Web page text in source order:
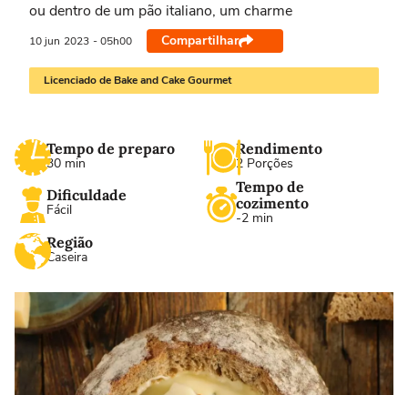
ou dentro de um pão italiano, um charme
10 jun 2023 - 05h00 Compartilhar
Licenciado de Bake and Cake Gourmet
Tempo de preparo
30 min
Rendimento
2 Porções
Dificuldade
Fácil
Tempo de
cozimento
-2 min
Região
Caseira